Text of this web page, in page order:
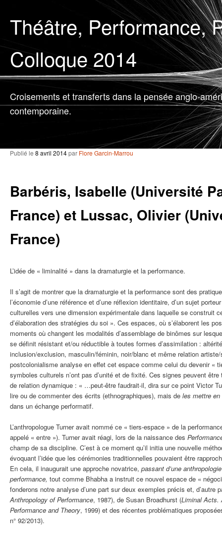
Théâtre, Performance,
Colloque 2014
Croisements et transferts dans la pensée anglo-
contemporaine.
Barbéris, Isabelle (Université
France) et Lussac, Olivier
France)
Publié le 8 avril 2014par Flore Garcin-Marrou
L’idée de « liminalité » dans la dramaturgie et la performance.
Il s’agit de montrer que la dramaturgie et la performance sont des
l’économie d’une référence et d’une réflexion identitaire, d’un sujet
culturelles vers une dimension expérimentale dans laquelle se construit
d’élaboration des stratégies du soi ». Ces espaces, où s’élaborent les
moments où changent les modalités d’assemblage de binômes sur
se définit résistant et/ou réductible à toutes formes d’assimilation :
inclusion/exclusion, masculin/féminin, noir/blanc et même relation
postcolonialisme analyse en effet cet espace comme celui du devenir «
symboles culturels n’ont pas d’unité et de fixité. Ces signes peuvent
de relation dynamique : « …peut-être faudrait-il, dira sur ce point Victor
lire ou de commenter des écrits (ethnographiques), mais de les mettre en
dans un échange performatif.
L’anthropologue Turner avait nommé ce « tiers-espace » de la
appelé « entre »). Turner avait réagi, lors de la naissance des
champ de sa discipline. C’est à ce moment qu’il initia une nouvelle
évoquant l’idée que les cérémonies traditionnelles pouvaient être
En cela, il inaugurait une approche novatrice, passant d’une
performance, tout comme Bhabha a instruit ce nouvel espace de «
fonderons notre analyse d’une part sur deux exemples précis et, d’autre
Anthropology of Performance, 1987), de Susan Broadhurst (Liminal Acts.
Performance and Theory, 1999) et des récentes problématiques
n° 92/2013).